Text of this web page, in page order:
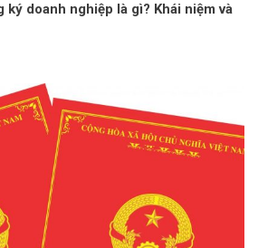
ký doanh nghiệp là gì? Khái niệm và